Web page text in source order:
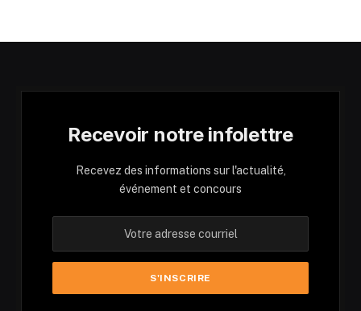
Recevoir notre infolettre
Recevez des informations sur l'actualité,
événement et concours